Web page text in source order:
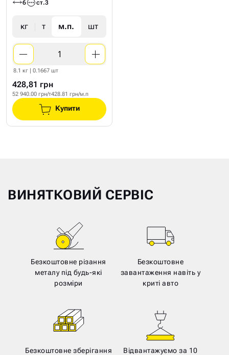
6 ст.3
кг т м.п. шт
8.1 кг | 0.1667 шт
428,81 грн
52 940.00 грн/т428.81 грн/м.п
Купити
ВИНЯТКОВИЙ СЕРВІС
Безкоштовне різання
металу під будь-які
розміри
Безкоштовне
завантаження навіть у
криті авто
Безкоштовне зберігання
Відвантажуємо за 10